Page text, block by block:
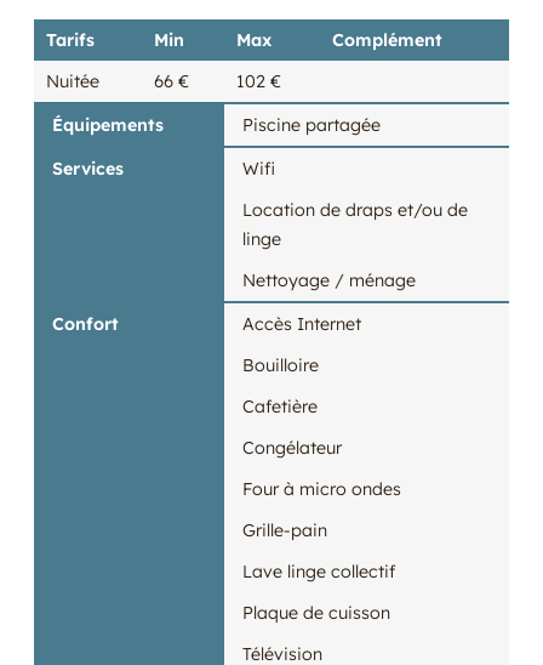
Tarifs Min Max
Complément
Nuitée
66 €
102 €
Équipements
Piscine partagée
Services
Wifi
Location de draps et/ou de
linge
Nettoyage / ménage
Confort
Accès Internet
Bouilloire
Cafetière
Congélateur
Four à micro ondes
Grille-pain
Lave linge collectif
Plaque de cuisson
Télévision